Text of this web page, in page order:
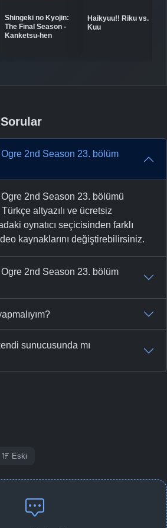
Shingeki no Kyojin:
The Final Season -
Kanketsu-hen
Haikyuu!! Riku vs.
Kuu
2nd Season 23. bölüm
2nd Season 23. bölümü
altyazılı ve ücretsiz
oynatıcı seçicisinden farklı
kaynaklarını değiştirebilirsiniz.
2nd Season 23. bölüm
sunucusunda mı
Eski